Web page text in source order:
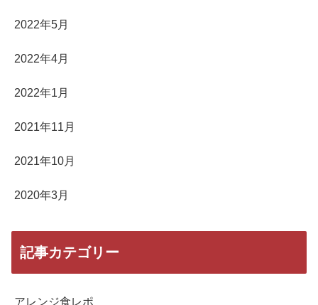
2022年5月
2022年4月
2022年1月
2021年11月
2021年10月
2020年3月
記事カテゴリー
アレンジ食レポ